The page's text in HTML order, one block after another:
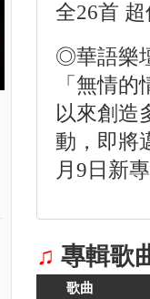
全26首
◎華語樂
「無情
以來創造
動，即將
月9日新
♫ 專輯歌
歌曲